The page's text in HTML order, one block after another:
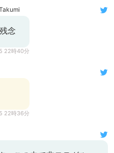
念
22時40分
22時36分